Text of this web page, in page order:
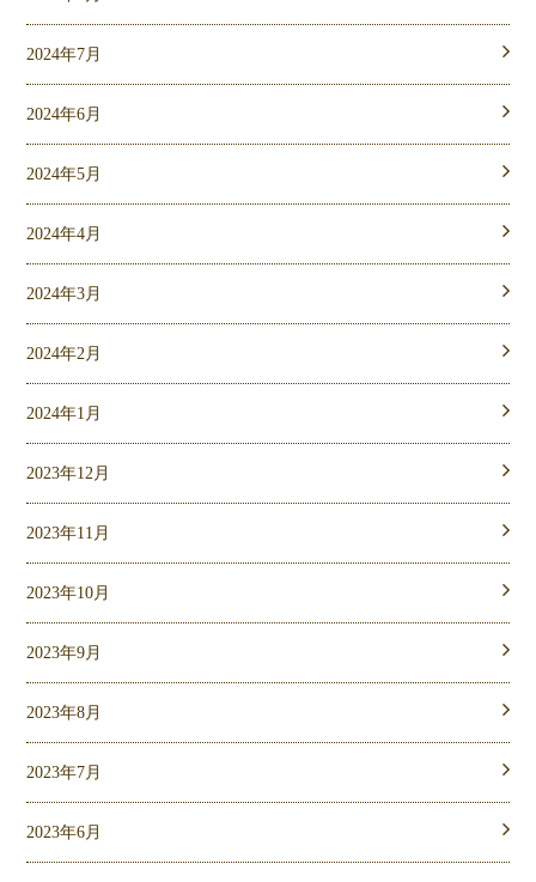
2024年7月
2024年6月
2024年5月
2024年4月
2024年3月
2024年2月
2024年1月
2023年12月
2023年11月
2023年10月
2023年9月
2023年8月
2023年7月
2023年6月